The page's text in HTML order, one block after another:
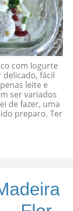
com Iogurte
delicado, fácil
leite e
ser variados
de fazer, uma
preparo. Ter